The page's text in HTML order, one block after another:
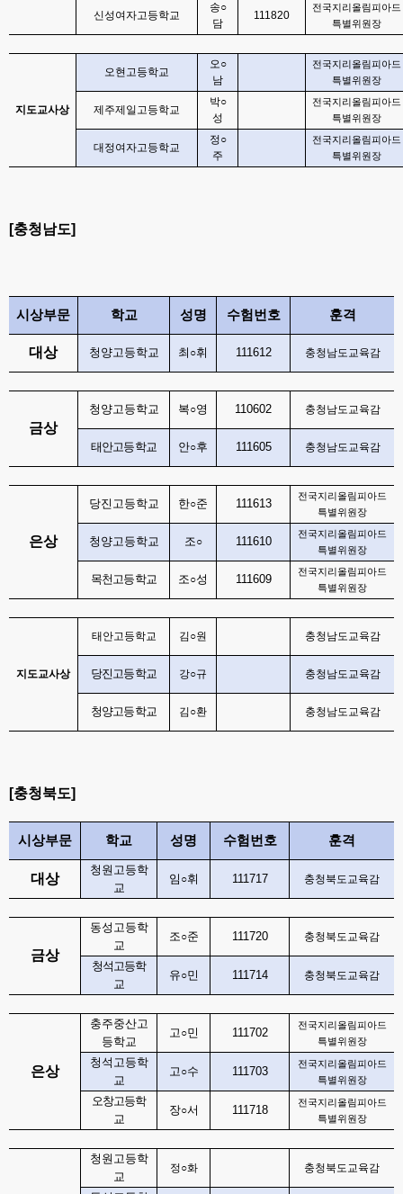
신성여자고등학교
송○
담
111820
전국지리올림피아드
특별위원장
지도교사상
오현고등학교
오○
남
전국지리올림피아드
특별위원장
제주제일고등학교
박○
성
전국지리올림피아드
특별위원장
대정여자고등학교
정○
주
전국지리올림피아드
특별위원장
[충청남도]
시상부문 학교 성명 수험번호 훈격
대상 청양고등학교 최 ○휘 111612 충청남도교육감
금상
청양고등학교 복○영 110602 충청남도교육감
태안고등학교 안○후 111605 충청남도교육감
은상
당진고등학교 한○준 111613
전국지리올림피아드
특별위원장
청양고등학교 조○ 111610
전국지리올림피아드
특별위원장
목천고등학교 조○성 111609
전국지리올림피아드
특별위원장
지도교사상
태안고등학교 김 ○원 충청남도교육감
당진고등학교 강○규 충청남도교육감
청양고등학교 김 ○환 충청남도교육감
[충청북도]
시상부문 학교 성명 수험번호 훈격
대상
청원고등학
교
임 ○휘 111717 충청북도교육감
금상
동성고등학
교
조○준 111720 충청북도교육감
청석고등학
교
유○민 111714 충청북도교육감
은상
충주중산고
등학교
고○민 111702
전국지리올림피아드
특별위원장
청석고등학
교
고○수 111703
전국지리올림피아드
특별위원장
오창고등학
교
장○서 111718
전국지리올림피아드
특별위원장
청원고등학
교
정○화 충청북도교육감